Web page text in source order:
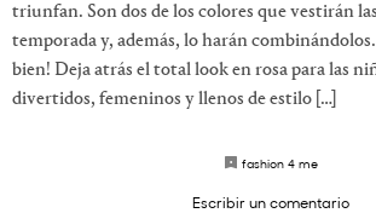
triunfan. Son dos de los colores que vestirán
temporada y, además, lo harán
bien! Deja atrás el total look en rosa para las
divertidos, femeninos y llenos de estilo […]
fashion 4 me
Escribir un comentario